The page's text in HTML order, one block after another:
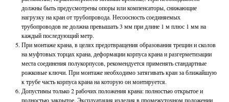
должны быть предусмотрены опоры или компенсаторы, снижающие
нагрузку на кран от трубопровода. Несоосность соединяемых
трубопроводов не должна превышать 3 мм при длине 1 м плюс 1 мм на
каждый последующий метр.
При монтаже крана, в целях предотвращения образования трещин и сколов
на муфтовых торцах крана, деформации корпуса крана и разгерметизации
места соединения полукорпусов, рекомендуется применять стандартные
рожковые ключи. При монтаже необходимо затягивать кран за ближайшую
к трубе часть корпуса крана на которую он монтируется.
Допустимы только 2 рабочих положения крана: полностью открытое и
полностью закрытое. Эксплуатация изделия в промежуточном положении